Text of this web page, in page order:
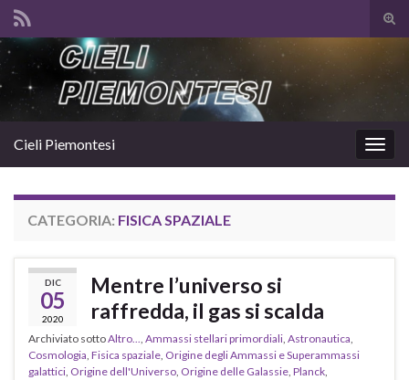
il
Search for:
la
Cieli Piemontesi
CATEGORIA: FISICA SPAZIALE
DIC
05
2020
Mentre l’universo si
raffredda, il gas si scalda
Archiviato sottoAltro..., Ammassi stellari primordiali, Astronautica,
Cosmologia, Fisica spaziale, Origine degli Ammassi e Superammassi
galattici, Origine dell'Universo, Origine delle Galassie, Planck,